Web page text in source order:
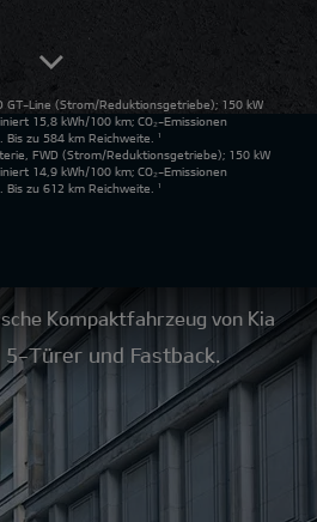
GT-Line (Strom/Reduktionsgetriebe); 150 kW
15,8 kWh/100 km; CO₂-Emissionen
Bis zu 584 km Reichweite. ¹
FWD (Strom/Reduktionsgetriebe); 150 kW
14,9 kWh/100 km; CO₂-Emissionen
Bis zu 612 km Reichweite. ¹
Kompaktfahrzeug von Kia
Türer und Fastback.